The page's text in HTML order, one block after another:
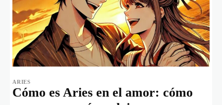
ARIES
Cómo es Aries en el amor: cómo